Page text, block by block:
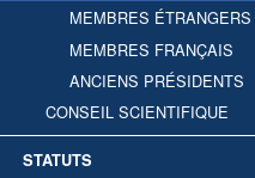
MEMBRES ÉTRANGERS
MEMBRES FRANÇAIS
ANCIENS PRÉSIDENTS
CONSEIL SCIENTIFIQUE
STATUTS